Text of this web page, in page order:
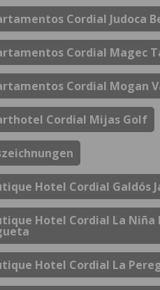
Cordial Judoca
Cordial Magec
Cordial Mogan
Cordial Mijas Golf
Hotel Cordial Galdós
Hotel Cordial La Niña
Hotel Cordial La